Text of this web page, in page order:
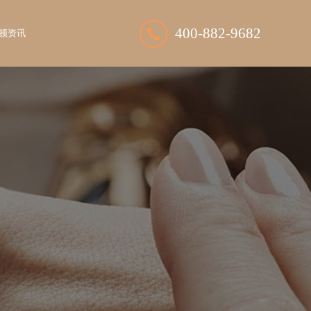
资讯 400-882-9682